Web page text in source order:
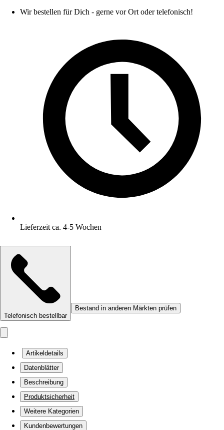
Wir bestellen für Dich - gerne vor Ort oder telefonisch!
Lieferzeit ca. 4-5 Wochen
Telefonisch bestellbar
Bestand in anderen Märkten prüfen
Artikeldetails
Datenblätter
Beschreibung
Produktsicherheit
Weitere Kategorien
Kundenbewertungen